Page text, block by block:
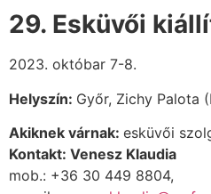
29. Esküvői
2023. októbar 7-8.
Helyszín: Győr, Zichy Palota
Akiknek várnak: esküvői
Kontakt: Venesz Klaudia
mob.: +36 30 449 8804,